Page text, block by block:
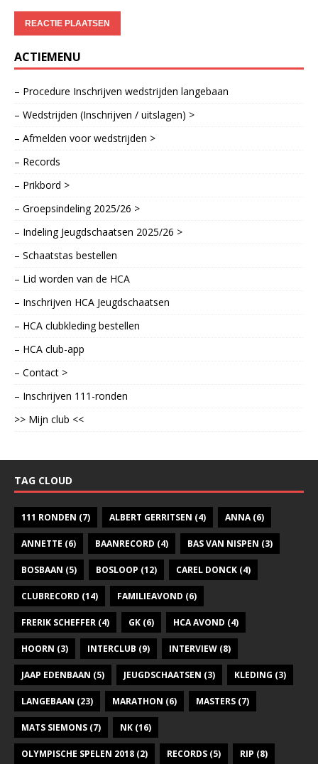
ACTIEMENU
– Procedure Inschrijven wedstrijden langebaan
– Wedstrijden (Inschrijven / uitslagen) >
– Afmelden voor wedstrijden >
– Records
– Prikbord >
– Groepsindeling 2025/26 >
– Indeling Jeugdschaatsen 2025/26 >
– Schaatstas bestellen
– Lid worden van de HCA
– Inschrijven HCA Jeugdschaatsen
– HCA clubkleding bestellen
– HCA club-app
– Contact >
– Inschrijven 111-ronden
>> Mijn club <<
TAG CLOUD
111 RONDEN (7) ALBERT GERRITSEN (4) ANNA(6)
ANNETTE (6) BAANRECORD (4) BAS VAN NISPEN (3)
BOSBAAN (5) BOSLOOP (12) CAREL DONCK (4)
CLUBRECORD (14) FAMILIEAVOND (6)
FRERIK SCHEFFER (4) GK (6) HCA AVOND (4)
HOORN (3) INTERCLUB (9) INTERVIEW (8)
JAAP EDENBAAN (5) JEUGDSCHAATSEN (3) KLEDING (3)
LANGEBAAN (23) MARATHON (6) MASTERS (7)
MATS SIEMONS (7) NK (16)
OLYMPISCHE SPELEN 2018 (2) RECORDS (5) RIP (8)